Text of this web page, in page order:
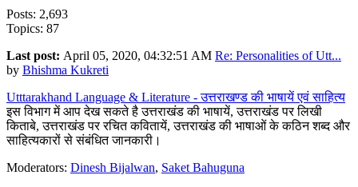
Posts: 2,693
Topics: 87
Last post: April 05, 2020, 04:32:51 AM Re: Personalities of Utt...
by Bhishma Kukreti
Utttarakhand Language & Literature - उत्तराखण्ड की भाषायें एवं साहित्य
इस विभाग में आप देख सकते है उत्तराखंड की भाषायें, उत्तराखंड पर लिखी
किताबे, उत्तराखंड पर रचित कवितायें, उत्तराखंड की भाषाओं के कठिन शब्द और
साहित्यकारों से संबंधित जानकारी।
Moderators: Dinesh Bijalwan, Saket Bahuguna